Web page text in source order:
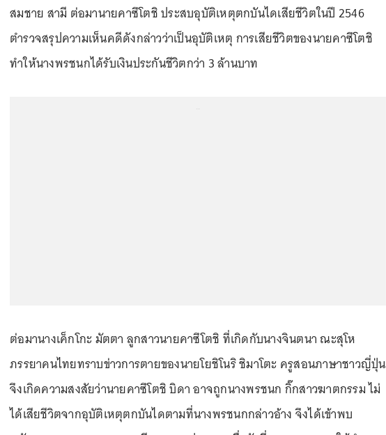
สมชาย สามี ต่อมานายคาซึโตชิ ประสบอุบัติเหตุตกบันไดเสียชีวิตในปี 2546
ตำรวจสรุปความเห็นคดีดังกล่าวว่าเป็นอุบัติเหตุ การเสียชีวิตของนายคาซึโตชิ
ทำให้นางพรชนกได้รับเงินประกันชีวิตกว่า 3 ล้านบาท
ต่อมานางเค็กโกะ มัตตา ลูกสาวนายคาซึโตชิ ที่เกิดกับนางจินตนา ณะสุโห
ภรรยาคนไทยทราบข่าวการตายของนายโยชิโนริ ชิมาโตะ ครูสอนภาษาชาวญี่ปุ่น
จึงเกิดความสงสัยว่านายคาซึโตชิ บิดา อาจถูกนางพรชนก กิ๊กสาวฆาตกรรม ไม่
ได้เสียชีวิตจากอุบัติเหตุตกบันไดตามที่นางพรชนกกล่าวอ้าง จึงได้เข้าพบ